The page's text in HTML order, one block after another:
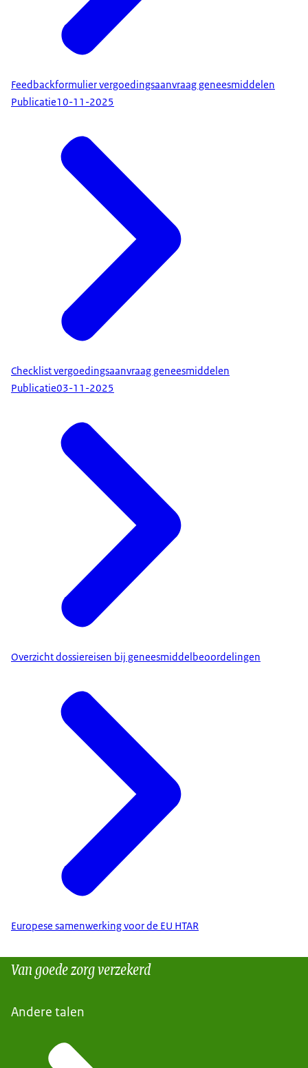
Feedbackformulier vergoedingsaanvraag geneesmiddelen
Publicatie10-11-2025
Checklist vergoedingsaanvraag geneesmiddelen
Publicatie03-11-2025
Overzicht dossiereisen bij geneesmiddelbeoordelingen
Europese samenwerking voor de EU HTAR
Van goede zorg verzekerd
Andere talen